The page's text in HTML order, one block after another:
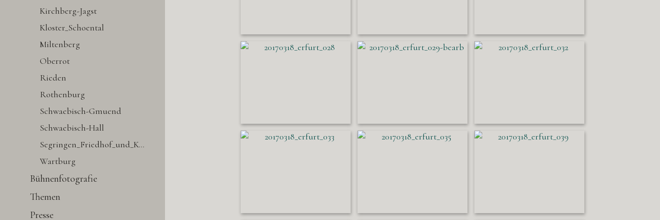
Kirchberg-Jagst
Kloster_Schoental
Miltenberg
Oberrot
Rieden
Rothenburg
Schwaebisch-Gmuend
Schwaebisch-Hall
Segringen_Friedhof_und_Kirche
Wartburg
Bühnenfotografie
Themen
Presse